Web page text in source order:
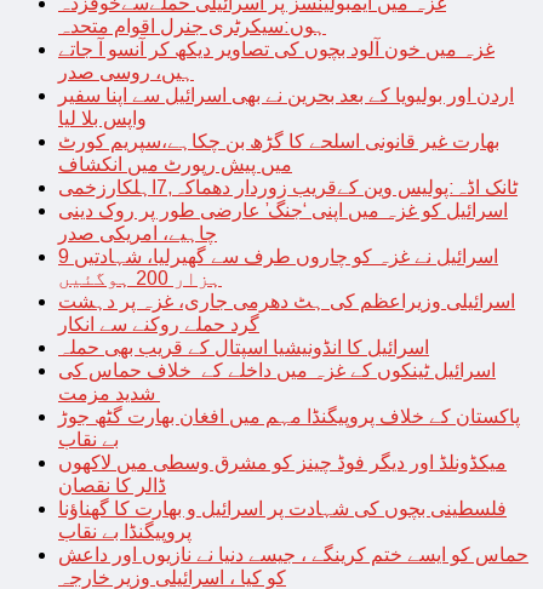
ہوں:سیکرٹری جنرل اقوام متحدہ
غزہ میں خون آلود بچوں کی تصاویر دیکھ کر آنسو آ جاتے
ہیں، روسی صدر
اردن اور بولیویا کے بعد بحرین نے بھی اسرائیل سے اپنا سفیر
واپس بلا لیا
بھارت غیر قانونی اسلحے کا گڑھ بن چکاہے،سپریم کورٹ
میں پیش رپورٹ میں انکشاف
ٹانک اڈہ:پولیس وین کےقریب زوردار دھماکہ,7اہلکارزخمی
اسرائیل کو غزہ میں اپنی ‘جنگ’ عارضی طور پر روک دینی
چاہیے، امریکی صدر
اسرائیل نے غزہ کو چاروں طرف سے گھیرلیا، شہادتیں 9
ہزار 200 ہوگئیں
اسرائیلی وزیراعظم کی ہٹ دھرمی جاری، غزہ پر دہشت
گرد حملے روکنے سے انکار
اسرائیل کا انڈونیشیا اسپتال کے قریب بھی حملہ
اسرائیل ٹینکوں کے غزہ میں داخلے کے خلاف حماس کی
پاکستان کے خلاف پروپیگنڈا مہم میں افغان بھارت گٹھ جوڑ
بے نقاب
میکڈونلڈ اور دیگر فوڈ چینز کو مشرق وسطی میں لاکھوں
ڈالر کا نقصان
فلسطینی بچوں کی شہادت پر اسرائیل و بھارت کا گھناؤنا
پروپیگنڈا بے نقاب
حماس کو ایسے ختم کرینگے ، جیسے دنیا نے نازیوں اور داعش
کو کیا ، اسرائیلی وزیر خارجہ